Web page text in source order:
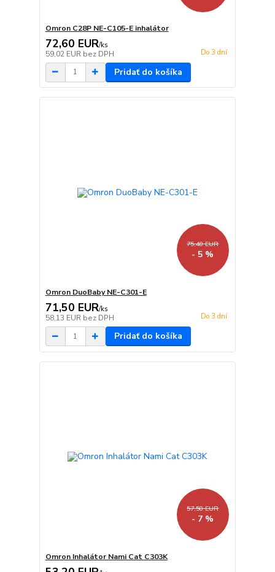
Omron C28P NE-C105-E inhalátor
72,60 EUR/ks
59,02 EUR bez DPH Do 3 dní
Pridať do košíka
75,40 EUR
- 5 %
Omron DuoBaby NE-C301-E
71,50 EUR/ks
58,13 EUR bez DPH Do 3 dní
Pridať do košíka
57,50 EUR
- 7 %
Omron Inhalátor Nami Cat C303K